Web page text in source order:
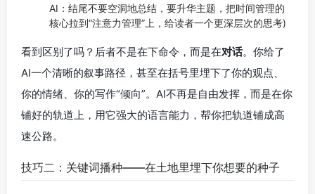
AI：结尾不要空洞地总结，要升华主题，把时间管理的
核心拉到“注意力管理”上，给读者一个更深层次的思考)
看到区别了吗？后者不是在下命令，而是在对话。你给了
AI一个清晰的叙事路径，甚至在括号里埋下了你的观点、
你的情绪、你的写作“倾向”。AI不再是自由发挥，而是在你
铺好的轨道上，用它强大的语言能力，帮你把轨道铺成高
速公路。
技巧二：关键词播种——在土地里埋下你想要的种子